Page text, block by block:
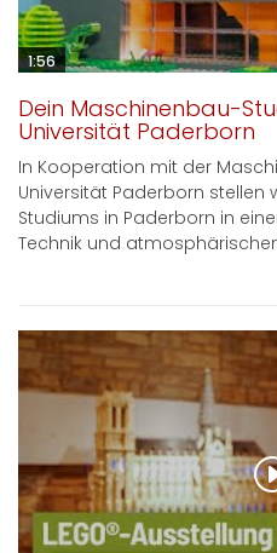
1:56
Dein Maschinenbau-
Universität Paderborn
In Kooperation mit der
Universität Paderborn stellen
Studiums in Paderborn in
Technik und